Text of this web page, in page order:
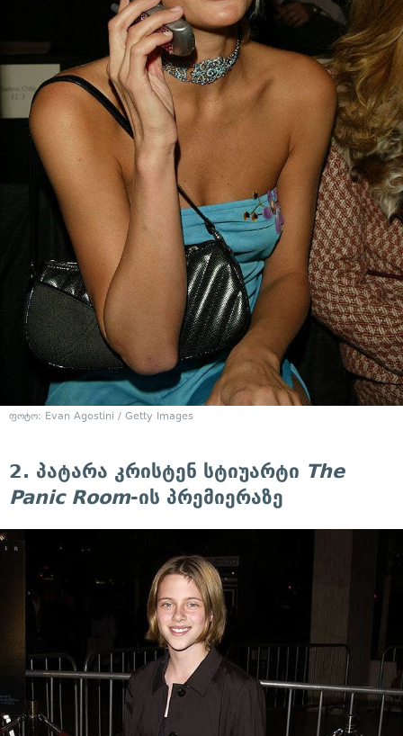
ფოტო: Evan Agostini / Getty Images
2. პატარა კრისტენ სტიუარტი The
Panic Room-ის პრემიერაზე